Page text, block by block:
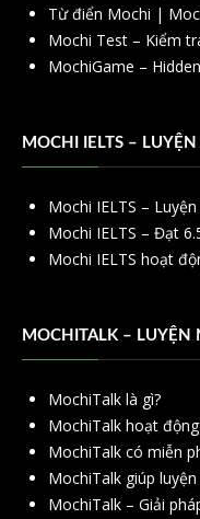
Từ điển Mochi |
Mochi Test – Kiểm
MochiGame –
MOCHI IELTS – LUYỆN
Mochi IELTS – Luyện
Mochi IELTS – Đạt
Mochi IELTS hoạt
MOCHITALK – LUYỆN
MochiTalk là gì?
MochiTalk hoạt
MochiTalk có miễn
MochiTalk giúp
MochiTalk – Giải